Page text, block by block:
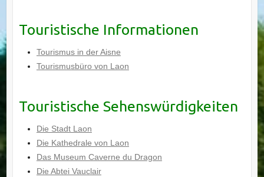
Touristische Informationen
Tourismus in der Aisne
Tourismusbüro von Laon
Touristische Sehenswürdigkeiten
Die Stadt Laon
Die Kathedrale von Laon
Das Museum Caverne du Dragon
Die Abtei Vauclair